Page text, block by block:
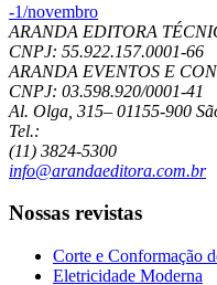
-1/novembro
ARANDA EDITORA
CNPJ: 55.922.157.0001-66
ARANDA EVENTOS E
CNPJ: 03.598.920/0001-41
Al. Olga, 315– 01155-900
Tel.:
(11) 3824-5300
info@arandaeditora.com.br
Nossas revistas
Corte e Conformação
Eletricidade Moderna